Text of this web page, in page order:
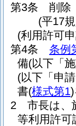
第3条
削除
(平17
(利用許可
第4条
条例
備(以下「
(以下「申
書(様式第1)
2
市長は、
等利用許可